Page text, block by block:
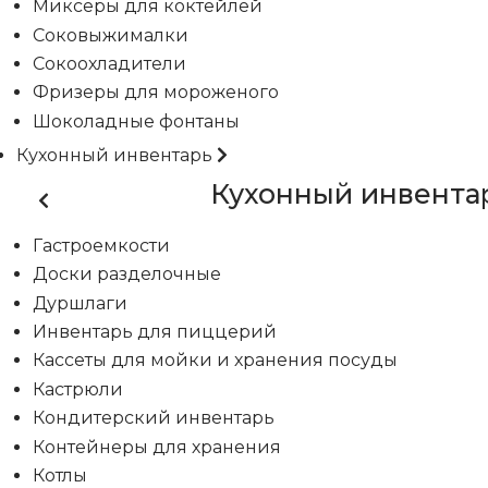
Миксеры для коктейлей
Соковыжималки
Сокоохладители
Фризеры для мороженого
Шоколадные фонтаны
Кухонный инвентарь
Кухонный
Гастроемкости
Доски разделочные
Дуршлаги
Инвентарь для пиццерий
Кассеты для мойки и хранения посуды
Кастрюли
Кондитерский инвентарь
Контейнеры для хранения
Котлы